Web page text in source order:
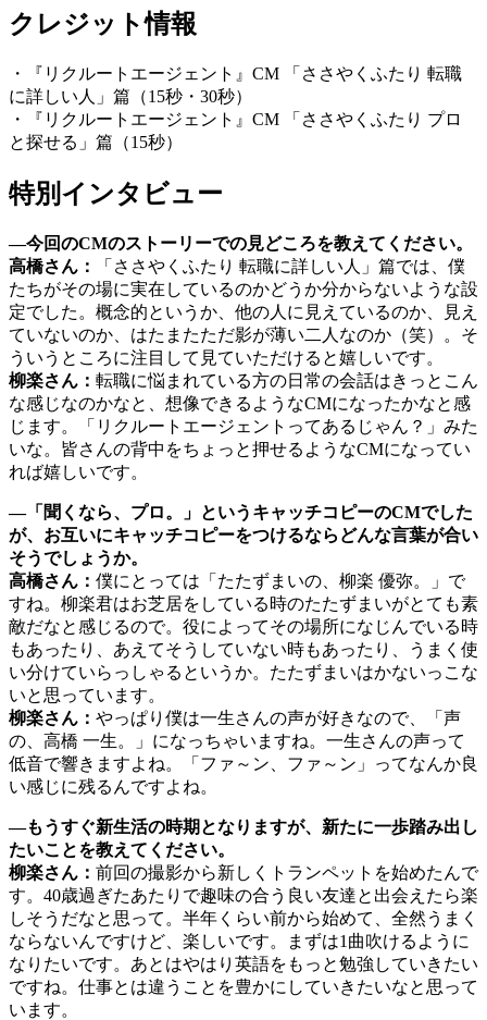
クレジット情報
・『リクルートエージェント』CM 「ささやくふたり 転職
に詳しい人」篇（15秒・30秒）
・『リクルートエージェント』CM 「ささやくふたり プロ
と探せる」篇（15秒）
特別インタビュー
―今回のCMのストーリーでの見どころを教えてください。
高橋さん：
「ささやくふたり 転職に詳しい人」篇では、僕
たちがその場に実在しているのかどうか分からないような設
定でした。概念的というか、他の人に見えているのか、見え
ていないのか、はたまたただ影が薄い二人なのか（笑）。そ
ういうところに注目して見ていただけると嬉しいです。
柳楽さん： 転職に悩まれている方の日常の会話はきっとこん
な感じなのかなと、想像できるようなCMになったかなと感
じます。「リクルートエージェントってあるじゃん？」みた
いな。皆さんの背中をちょっと押せるようなCMになってい
れば嬉しいです。
―「聞くなら、プロ。」というキャッチコピーのCMでした
が、お互いにキャッチコピーをつけるならどんな言葉が合い
そうでしょうか。
高橋さん： 僕にとっては「たたずまいの、柳楽 優弥。」で
すね。柳楽君はお芝居をしている時のたたずまいがとても素
敵だなと感じるので。役によってその場所になじんでいる時
もあったり、あえてそうしていない時もあったり、うまく使
い分けていらっしゃるというか。たたずまいはかないっこな
いと思っています。
柳楽さん： やっぱり僕は一生さんの声が好きなので、「声
の、高橋 一生。」になっちゃいますね。一生さんの声って
低音で響きますよね。「ファ～ン、ファ～ン」ってなんか良
い感じに残るんですよね。
―もうすぐ新生活の時期となりますが、新たに一歩踏み出し
たいことを教えてください。
柳楽さん： 前回の撮影から新しくトランペットを始めたんで
す。40歳過ぎたあたりで趣味の合う良い友達と出会えたら楽
しそうだなと思って。半年くらい前から始めて、全然うまく
ならないんですけど、楽しいです。まずは1曲吹けるように
なりたいです。あとはやはり英語をもっと勉強していきたい
ですね。仕事とは違うことを豊かにしていきたいなと思って
います。